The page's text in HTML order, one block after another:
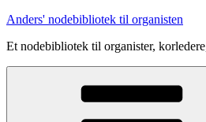
Videre
indhold
Anders' nodebibliotek til organisten
Et nodebibliotek til organister,